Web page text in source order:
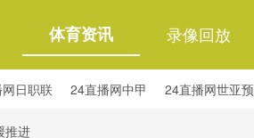
体育资讯 录像回放
日职联 24直播网中甲 24直播网世亚预
甲
推进